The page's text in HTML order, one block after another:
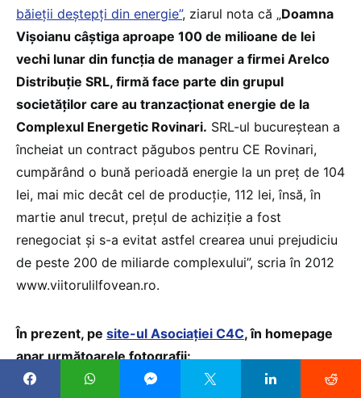
băieții deștepți din energie”, ziarul nota că „Doamna
Vișoianu câștiga aproape 100 de milioane de lei
vechi lunar din funcția de manager a firmei Arelco
Distribuţie SRL, firmă face parte din grupul
societăţilor care au tranzacţionat energie de la
Complexul Energetic Rovinari. SRL-ul bucureştean a
încheiat un contract păgubos pentru CE Rovinari,
cumpărând o bună perioadă energie la un preţ de 104
lei, mai mic decât cel de producţie, 112 lei, însă, în
martie anul trecut, preţul de achiziţie a fost
renegociat şi s-a evitat astfel crearea unui prejudiciu
de peste 200 de miliarde complexului”, scria în 2012
www.viitorulilfovean.ro.
În prezent, pe site-ul Asociației C4C, în homepage
apar următoarele fotografii: